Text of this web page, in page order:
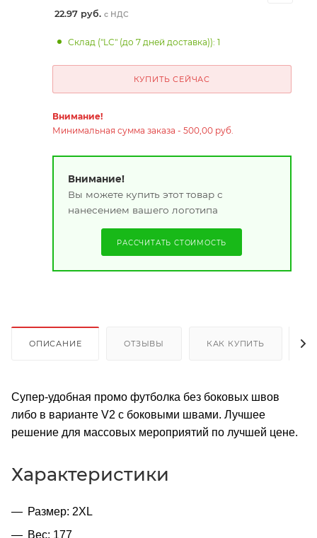
22.97 руб. с НДС
Склад ("LC" (до 7 дней доставка)): 1
КУПИТЬ СЕЙЧАС
Внимание!
Минимальная сумма заказа - 500,00 руб.
Внимание!
Вы можете купить этот товар с
нанесением вашего логотипа
РАССЧИТАТЬ СТОИМОСТЬ
ОПИСАНИЕ ОТЗЫВЫ КАК КУПИТЬ
Супер-удобная промо футболка без боковых швов
либо в варианте V2 с боковыми швами. Лучшее
решение для массовых мероприятий по лучшей цене.
Характеристики
Размер: 2XL
Вес: 177